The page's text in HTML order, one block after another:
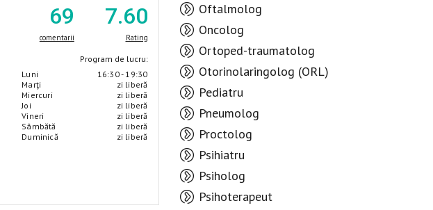
69
comentarii
7.60
Rating
Program de lucru:
Luni
Marţi
Miercuri
Joi
Vineri
Sâmbătă
Duminică
16:30 - 19:30
zi liberă
zi liberă
zi liberă
zi liberă
zi liberă
zi liberă
Oftalmolog
Oncolog
Ortoped-traumatolog
Otorinolaringolog (ORL)
Pediatru
Pneumolog
Proctolog
Psihiatru
Psiholog
Psihoterapeut